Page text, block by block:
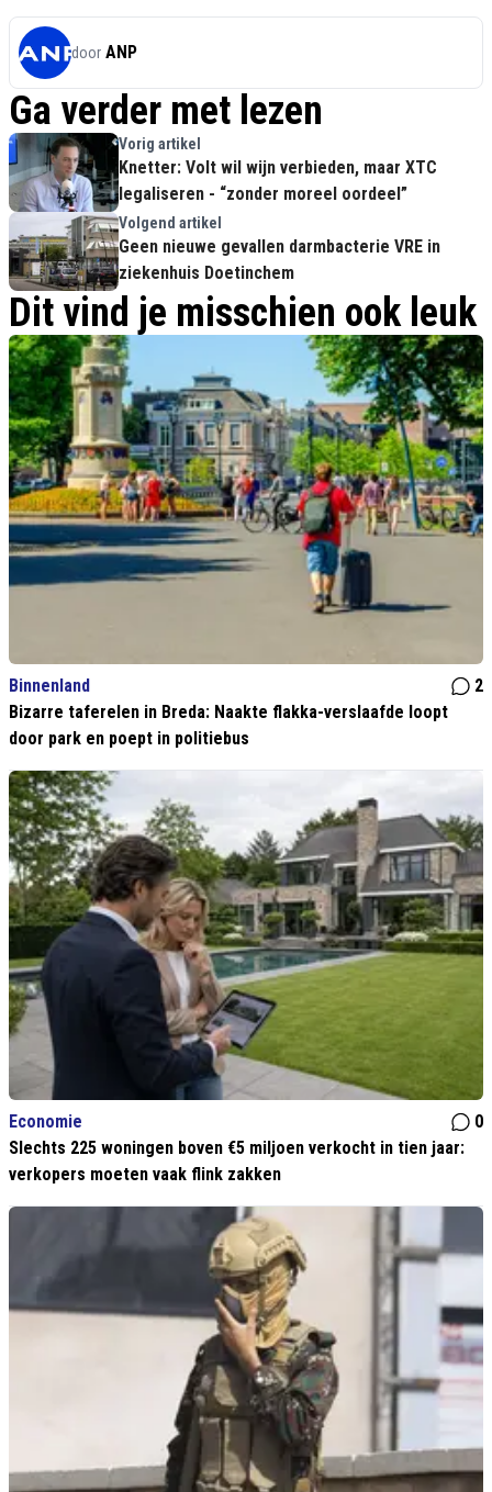
door ANP
Ga verder met lezen
Vorig artikel
Knetter: Volt wil wijn verbieden, maar XTC
legaliseren - “zonder moreel oordeel”
Volgend artikel
Geen nieuwe gevallen darmbacterie VRE in
ziekenhuis Doetinchem
Dit vind je misschien ook leuk
Binnenland
2
Bizarre taferelen in Breda: Naakte flakka-verslaafde loopt
door park en poept in politiebus
Economie
0
Slechts 225 woningen boven €5 miljoen verkocht in tien jaar:
verkopers moeten vaak flink zakken